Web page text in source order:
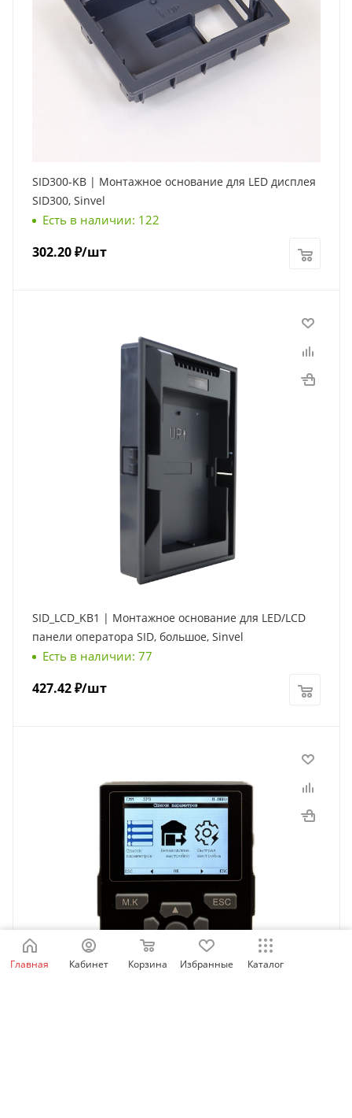
SID300-KB | Монтажное основание для LED дисплея
SID300, Sinvel
Есть в наличии: 122
302.20₽/шт
SID_LCD_KB1 | Монтажное основание для LED/LCD
панели оператора SID, большое, Sinvel
Есть в наличии: 77
427.42₽/шт
Главная Кабинет Корзина Избранные Каталог